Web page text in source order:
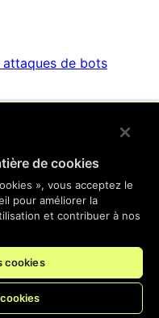
de bots
attaques
d'API
de cookies
», vous acceptez le
pour améliorer la
et contribuer à nos
cookies